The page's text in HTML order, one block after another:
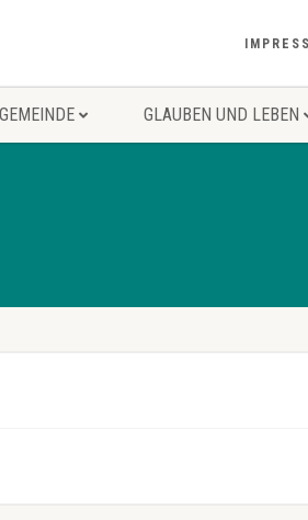
GLAUBEN UND LEBEN